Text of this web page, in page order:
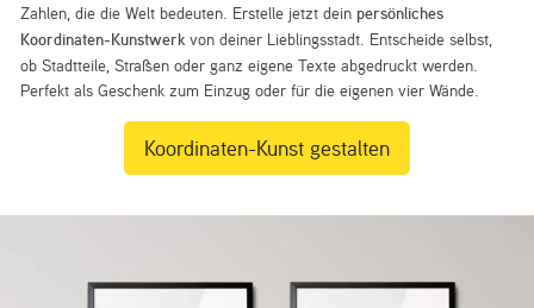
Zahlen, die die Welt bedeuten. Erstelle jetzt dein persönliches
Koordinaten-Kunstwerk von deiner Lieblingsstadt. Entscheide selbst,
ob Stadtteile, Straßen oder ganz eigene Texte abgedruckt werden.
Perfekt als Geschenk zum Einzug oder für die eigenen vier Wände.
Koordinaten-Kunst gestalten